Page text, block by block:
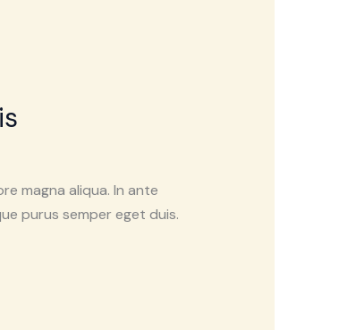
magna aliqua. In ante
purus semper eget duis.